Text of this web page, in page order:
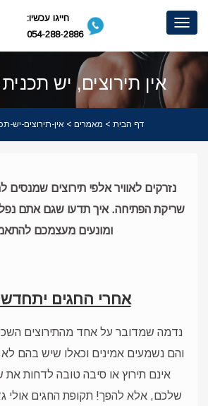
Toggle
navigation
חייגו עכשיו:
054-288-2886
אין תירוצים, יש
דף הבית > מאמרים > אין-תירוצים-יש-
נזרקים לאוויר אלפי תירוצים שמנסים
שריקת הפתיחה. איך תדעו שגם אתם
ומונעים מעצמכם
אחרי החגים
נדמה שמדובר על אחד מהתירוצים
והם נשמעים אמינים וכאלו שיש בהם
אינם תירוץ או סיבה טובה לדחות את
שלכם, אלא להפך! תקופת החגים אולי